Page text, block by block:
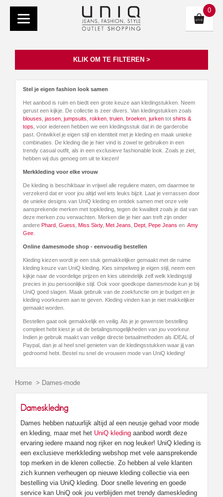
0
KLIK OM TE FILTEREN >
Stel je eigen fashion look samen
Het aanbod is ruim en biedt een grote keuze aan kledingstukken. Neem
gerust een kijkje. De collectie is zeer divers. Van kledingstukken zoals
blouses jassen jumpsuits rokken truien broeken jurken tot shirts &
tops , voor iedereen hebben we een kledingsstuk dat in de garderobe
past. Ontwikkel je eigen stijl en identiteit met je kleding en maak unieke
combinaties. De kleding die je hier vind is zowel te gebruiken in een
trendy casual outfit, als in een exclusieve fashionable look. Zoals je ziet,
hebben wij dus genoeg om uit te kiezen!
Merkkleding voor elke vrouw
De kleding is beschikbaar in vrijwel alle reguliere maten, om daarmee te
verzekerd dat er voor jou altijd wel iets leuks bijzit. Laat je verrassen door
de unieke designs van UniQ kleding en ontdek samen met onze vele
aansprekende merken met topkleding, tegen de kwaliteit zoals je dat van
deze merken zou verwachten. Merken die je hier aan treft zijn onder
andere Phard Guess Miss Sixty, Met Jeans Dept Pepe Jeans en Amy
Gee
Online damesmode shop - eenvoudig bestellen
Kleding kiezen wordt je een stuk gemakkelijker gemaakt met de ruime
kleding keuze van UniQ kleding. Kies simpelweg je eigen stijl, neem een
kijkje naar de voordelige prijzen en kies uiteindelijk zelf welk kledingstijl
precies in jou persoonlijke stijl. Ook voor goedkope damesmode kun je bij
UniQ goed slagen. Maak gebruik van de zoekfunctie om je budget en je
kleding voorkeuren aan te geven. Kleding vinden kan je niet makkelijker
gemaakt worden.
Bestellen gaat ook gemakkelijk en veilig. Als je je gewenste bestelling
compleet hebt kiest je uit de betalingsmogelijkheden van jou voorkeur.
Indien je gebruik maakt van veilige directe betaalmethoden als iDEAL of
Paypal, dan je al heel snel genieten van de kledingsstukken waar jij van
gedroomd hebt. Bestel nu snel de vrouwen mode van UniQ kleding!
Home > Dames-mode
Dameskleding
Dames hebben natuurlijk altijd al een neusje gehad voor mode
en kleding, maar met het UniQ kleding aanbod wordt deze
ervaring iedere maand nog rijker en nog leuker! UniQ kleding is
een exclusieve merkkleding webshop met vele aansprekende
top merken in de kleren collectie. Zo hebben al vele klanten
zich kunnen verheugen op nieuwe kleding collectie via een
bestelling via UniQ kleding. Door snelle levering en goede
service kan UniQ ook jou verblijden met trendy dameskleding